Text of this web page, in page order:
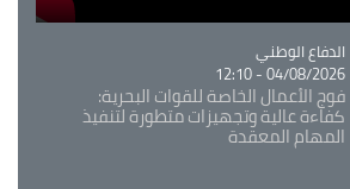
Catégorie
الدفاع الوطني
04/08/2026 - 12:10
فوج الأعمال الخاصة للقوات البحرية:
كفاءة عالية وتجهيزات متطورة لتنفيذ
المهام المعقدة